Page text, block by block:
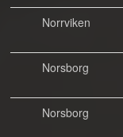
Norrviken
Norsborg
Norsborg